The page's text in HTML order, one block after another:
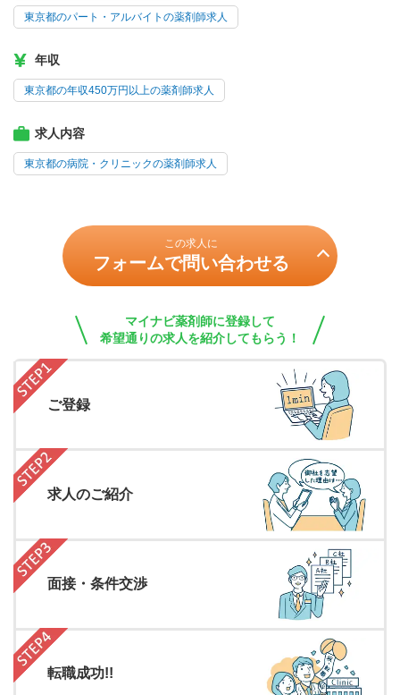
東京都のパート・アルバイトの薬剤師求人
年収
東京都の年収450万円以上の薬剤師求人
求人内容
東京都の病院・クリニックの薬剤師求人
この求人に
フォームで問い合わせる
マイナビ薬剤師に登録して
希望通りの求人を紹介してもらう！
ご登録
求人のご紹介
面接・条件交渉
転職成功!!